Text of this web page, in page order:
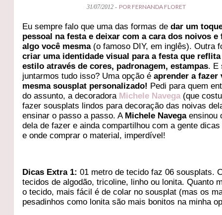
31/07/2012 - POR FERNANDA FLORET
Eu sempre falo que uma das formas dedar um
pessoal na festa e deixar com a cara dos noivos e
algo você mesma(o famoso DIY, em inglês). Outra
criar uma identidade visual para a festa que
estilo através de cores, padronagem, estampas. E
juntarmos tudo isso? Uma opção é aprender a fazer
mesma sousplat personalizado! Pedi para quem
do assunto, a decoradora Michele Navega(que
fazer sousplats lindos para decoração das noivas
ensinar o passo a passo. A Michele Navegaensinou
dela de fazer e ainda compartilhou com a gente
e onde comprar o material, imperdível!
Dicas Extra 1: 01 metro de tecido faz 06 sousplats.
tecidos de algodão, tricoline, linho ou lonita. Quanto
o tecido, mais fácil é de colar no sousplat (mas os
pesadinhos como lonita são mais bonitos na minha